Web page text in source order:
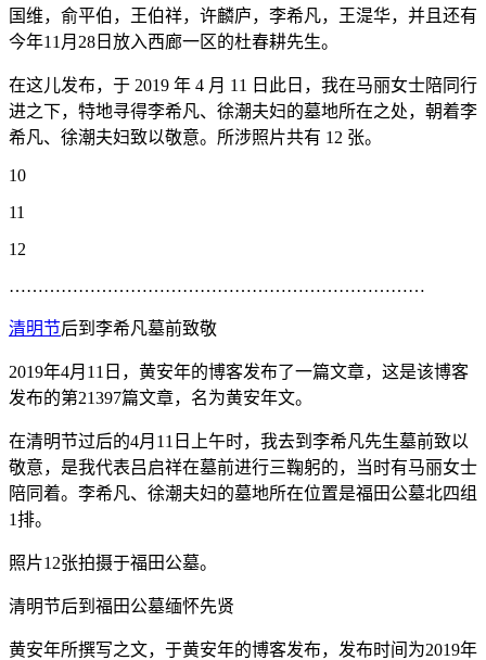
国维，俞平伯，王伯祥，许麟庐，李希凡，王湜华，并且还有
今年11月28日放入西廊一区的杜春耕先生。
在这儿发布，于 2019 年 4 月 11 日此日，我在马丽女士陪同行
进之下，特地寻得李希凡、徐潮夫妇的墓地所在之处，朝着李
希凡、徐潮夫妇致以敬意。所涉照片共有 12 张。
10
11
12
………………………………………………………………
清明节后到李希凡墓前致敬
2019年4月11日，黄安年的博客发布了一篇文章，这是该博客
发布的第21397篇文章，名为黄安年文。
在清明节过后的4月11日上午时，我去到李希凡先生墓前致以
敬意，是我代表吕启祥在墓前进行三鞠躬的，当时有马丽女士
陪同着。李希凡、徐潮夫妇的墓地所在位置是福田公墓北四组
1排。
照片12张拍摄于福田公墓。
清明节后到福田公墓缅怀先贤
黄安年所撰写之文，于黄安年的博客发布，发布时间为2019年